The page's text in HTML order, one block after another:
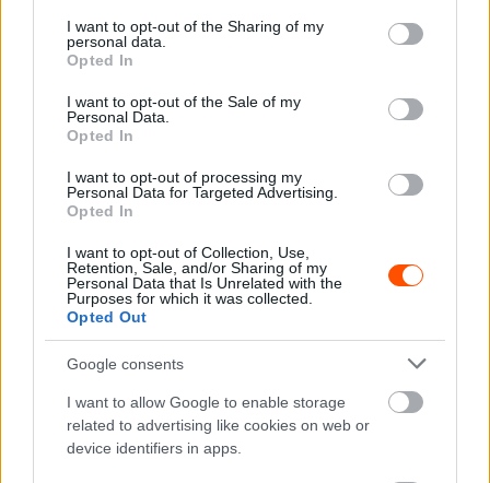
not limited to your visit or usage behaviour. You may click to
grant or deny consent to Google and its third-party tags to
use your data for below specified purposes in below Google
consent section.
I want to opt-out of the Sharing of my
personal data.
Opted In
I want to opt-out of the Sale of my
Personal Data.
Opted In
I want to opt-out of processing my
Personal Data for Targeted Advertising.
Opted In
I want to opt-out of Collection, Use,
Retention, Sale, and/or Sharing of my
Personal Data that Is Unrelated with the
Purposes for which it was collected.
Opted Out
Google consents
I want to allow Google to enable storage
related to advertising like cookies on web or
device identifiers in apps.
A riválisok kihasználták Meeke kiesését a
portugál bajnokságban
Hund Gábor - 2025. szeptember 21.